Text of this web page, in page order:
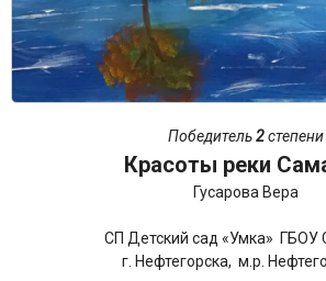
Победитель2степени
Красоты реки
Гусарова Вера
СП Детский сад «Умка»
г. Нефтегорска, м.р.